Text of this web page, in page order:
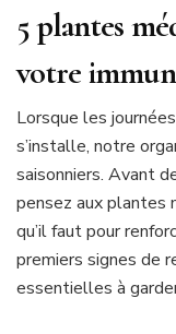
5 plantes
votre
Lorsque les
s’installe, notre
saisonniers. Avant
pensez aux plantes
qu’il faut pour
premiers signes de
essentielles à